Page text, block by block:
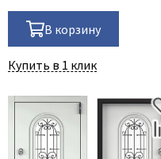
В корзину
Купить в 1 клик